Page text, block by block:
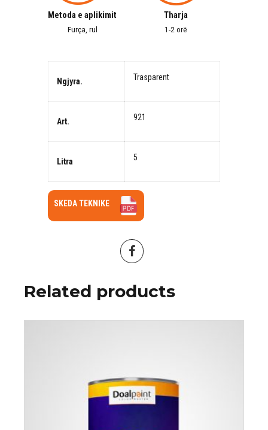
Metoda e aplikimit
Furça, rul
Tharja
1-2 orë
Ngjyra. Trasparent
Art. 921
Litra 5
SKEDA TEKNIKE
Related products